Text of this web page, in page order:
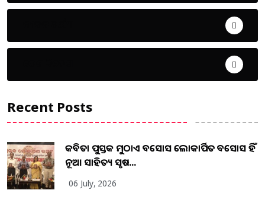
Recent Posts
କବିତା ପୁସ୍ତକ ମୁଠାଏ ଅବସୋସ ଲୋକାର୍ପିତ ଅବସୋସ ହିଁ
ନୂଆ ସାହିତ୍ୟ ସୃଷ...
06 July, 2026